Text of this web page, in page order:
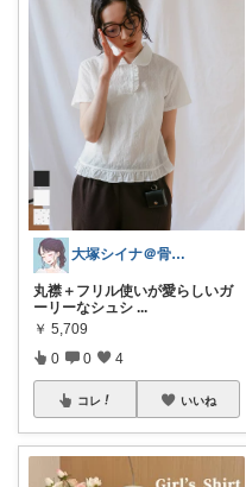
大塚シイナ＠骨ストselect shop
丸襟＋フリル使いが愛らしいガ
ーリーなシュシ ...
￥ 5,709
0 0 4
コレ いいね